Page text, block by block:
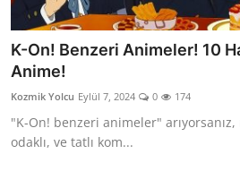
Anime
Dizi & Film
Testler
K-On! Benzeri Animeler! 10
Anime!
Kozmik Yolcu Eylül 7, 2024 0 174
"K-On! benzeri animeler"
odaklı, ve tatlı kom...